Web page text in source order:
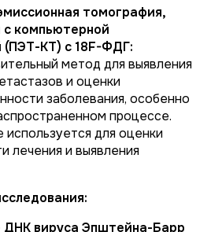
томография,
компьютерной
(ПЭТ-КТ) с 18F-ФДГ:
метод для выявления
и оценки
заболевания, особенно
процессе.
для оценки
лечения и выявления
ДНК вируса Эпштейна-Барр